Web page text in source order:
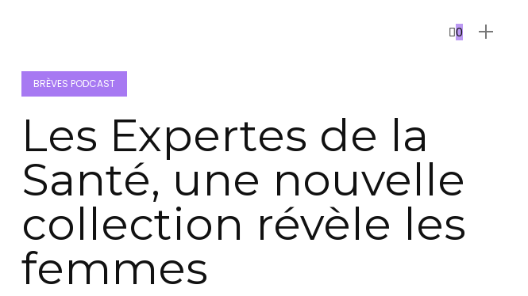
0
BRÈVES PODCAST
Les Expertes de la
Santé, une nouvelle
collection révèle les
femmes